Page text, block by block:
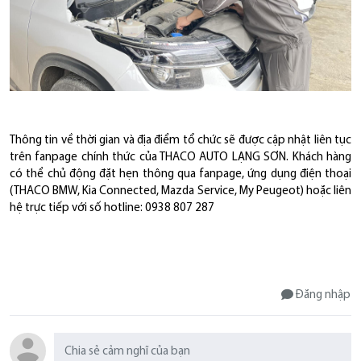
Thông tin về thời gian và địa điểm tổ chức sẽ được cập nhật liên tục
trên fanpage chính thức của THACO AUTO LẠNG SƠN. Khách hàng
có thể chủ động đặt hẹn thông qua fanpage, ứng dụng điện thoại
(THACO BMW, Kia Connected, Mazda Service, My Peugeot) hoặc liên
hệ trực tiếp với số hotline: 0938 807 287
Đăng nhập